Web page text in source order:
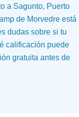
a Sagunto, Puerto
de Morvedre está
dudas sobre si tu
calificación puede
gratuita antes de